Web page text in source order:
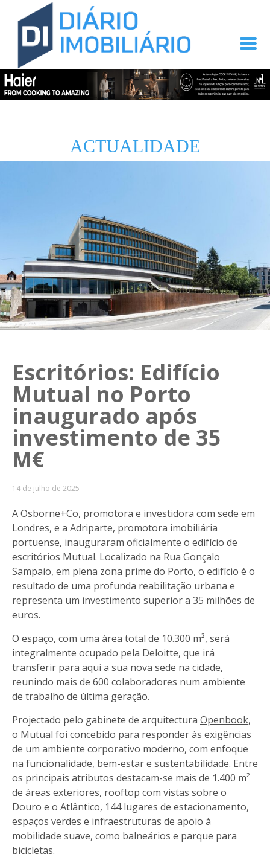
ACTUALIDADE
Escritórios: Edifício
Mutual no Porto
inaugurado após
investimento de 35
M€
14 de julho de 2025
A Osborne+Co, promotora e investidora com sede em
Londres, e a Adriparte, promotora imobiliária
portuense, inauguraram oficialmente o edifício de
escritórios Mutual. Localizado na Rua Gonçalo
Sampaio, em plena zona prime do Porto, o edifício é o
resultado de uma profunda reabilitação urbana e
representa um investimento superior a 35 milhões de
euros.
O espaço, com uma área total de 10.300 m², será
integralmente ocupado pela Deloitte, que irá
transferir para aqui a sua nova sede na cidade,
reunindo mais de 600 colaboradores num ambiente
de trabalho de última geração.
Projectado pelo gabinete de arquitectura Openbook,
o Mutual foi concebido para responder às exigências
de um ambiente corporativo moderno, com enfoque
na funcionalidade, bem-estar e sustentabilidade. Entre
os principais atributos destacam-se mais de 1.400 m²
de áreas exteriores, rooftop com vistas sobre o
Douro e o Atlântico, 144 lugares de estacionamento,
espaços verdes e infraestruturas de apoio à
mobilidade suave, como balneários e parque para
bicicletas.